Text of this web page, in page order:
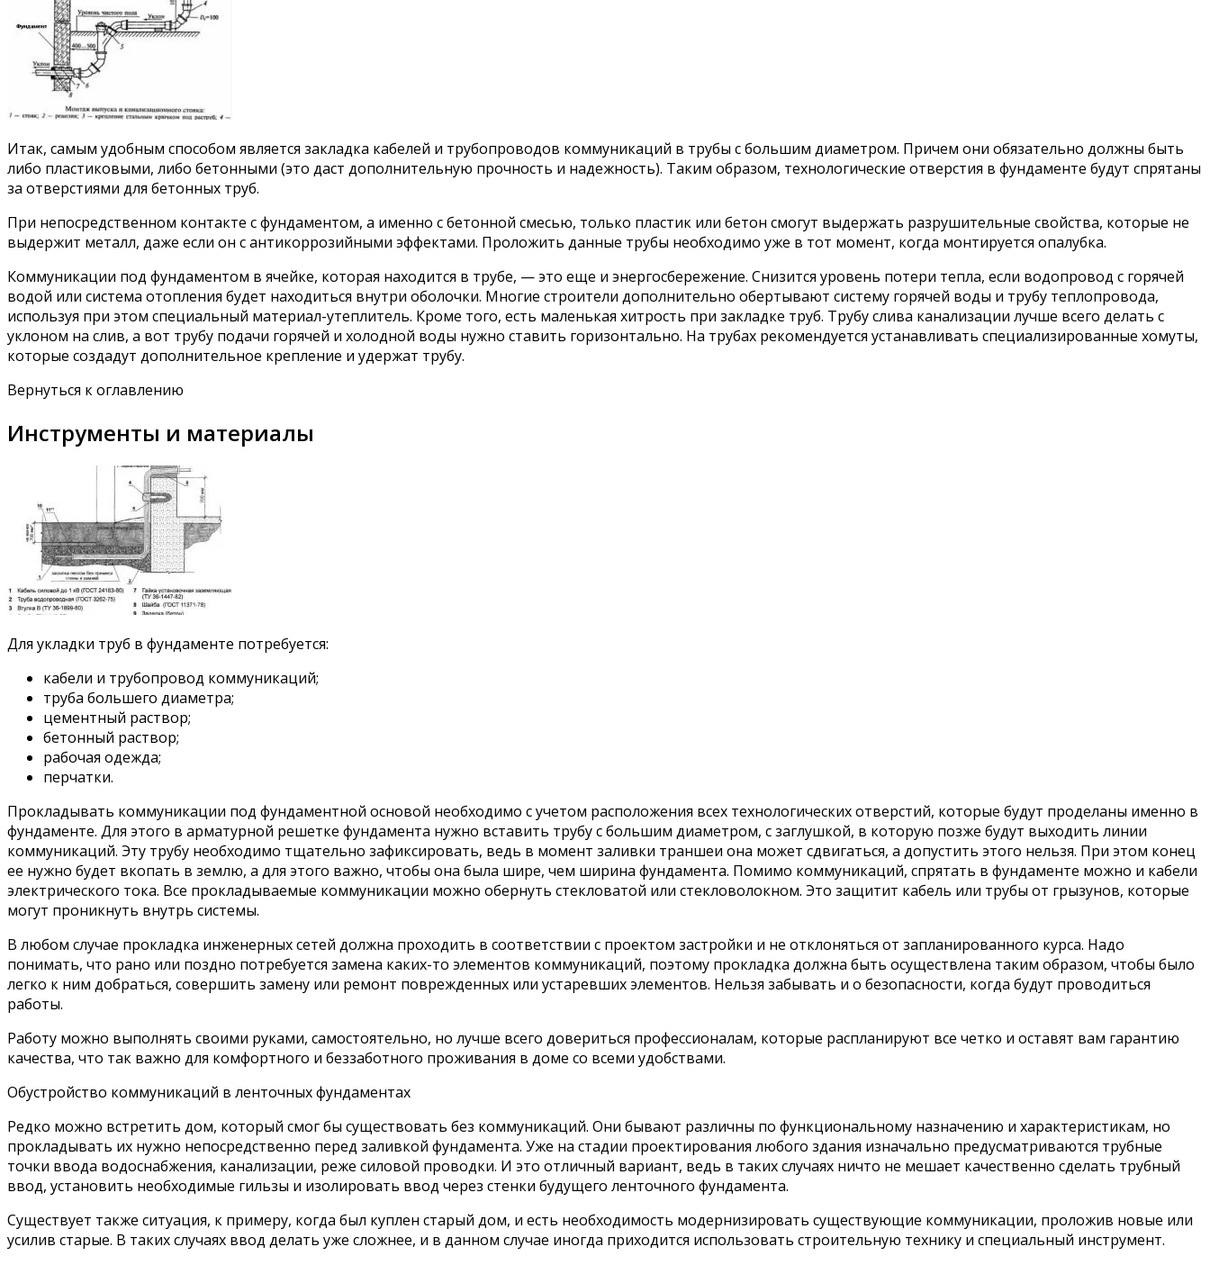
Итак, самым удобным способом является закладка кабелей и трубопроводов коммуникаций в трубы с большим диаметром. Причем они обязательно должны быть
либо пластиковыми, либо бетонными (это даст дополнительную прочность и надежность). Таким образом, технологические отверстия в фундаменте будут спрятаны
за отверстиями для бетонных труб.
При непосредственном контакте с фундаментом, а именно с бетонной смесью, только пластик или бетон смогут выдержать разрушительные свойства, которые не
выдержит металл, даже если он с антикоррозийными эффектами. Проложить данные трубы необходимо уже в тот момент, когда монтируется опалубка.
Коммуникации под фундаментом в ячейке, которая находится в трубе, — это еще и энергосбережение. Снизится уровень потери тепла, если водопровод с горячей
водой или система отопления будет находиться внутри оболочки. Многие строители дополнительно обертывают систему горячей воды и трубу теплопровода,
используя при этом специальный материал-утеплитель. Кроме того, есть маленькая хитрость при закладке труб. Трубу слива канализации лучше всего делать с
уклоном на слив, а вот трубу подачи горячей и холодной воды нужно ставить горизонтально. На трубах рекомендуется устанавливать специализированные хомуты,
которые создадут дополнительное крепление и удержат трубу.
Вернуться к оглавлению
Инструменты и материалы
Для укладки труб в фундаменте потребуется:
кабели и трубопровод коммуникаций;
труба большего диаметра;
цементный раствор;
бетонный раствор;
рабочая одежда;
перчатки.
Прокладывать коммуникации под фундаментной основой необходимо с учетом расположения всех технологических отверстий, которые будут проделаны именно в
фундаменте. Для этого в арматурной решетке фундамента нужно вставить трубу с большим диаметром, с заглушкой, в которую позже будут выходить линии
коммуникаций. Эту трубу необходимо тщательно зафиксировать, ведь в момент заливки траншеи она может сдвигаться, а допустить этого нельзя. При этом конец
ее нужно будет вкопать в землю, а для этого важно, чтобы она была шире, чем ширина фундамента. Помимо коммуникаций, спрятать в фундаменте можно и кабели
электрического тока. Все прокладываемые коммуникации можно обернуть стекловатой или стекловолокном. Это защитит кабель или трубы от грызунов, которые
могут проникнуть внутрь системы.
В любом случае прокладка инженерных сетей должна проходить в соответствии с проектом застройки и не отклоняться от запланированного курса. Надо
понимать, что рано или поздно потребуется замена каких-то элементов коммуникаций, поэтому прокладка должна быть осуществлена таким образом, чтобы было
легко к ним добраться, совершить замену или ремонт поврежденных или устаревших элементов. Нельзя забывать и о безопасности, когда будут проводиться
работы.
Работу можно выполнять своими руками, самостоятельно, но лучше всего довериться профессионалам, которые распланируют все четко и оставят вам гарантию
качества, что так важно для комфортного и беззаботного проживания в доме со всеми удобствами.
Обустройство коммуникаций в ленточных фундаментах
Редко можно встретить дом, который смог бы существовать без коммуникаций. Они бывают различны по функциональному назначению и характеристикам, но
прокладывать их нужно непосредственно перед заливкой фундамента. Уже на стадии проектирования любого здания изначально предусматриваются трубные
точки ввода водоснабжения, канализации, реже силовой проводки. И это отличный вариант, ведь в таких случаях ничто не мешает качественно сделать трубный
ввод, установить необходимые гильзы и изолировать ввод через стенки будущего ленточного фундамента.
Существует также ситуация, к примеру, когда был куплен старый дом, и есть необходимость модернизировать существующие коммуникации, проложив новые или
усилив старые. В таких случаях ввод делать уже сложнее, и в данном случае иногда приходится использовать строительную технику и специальный инструмент.